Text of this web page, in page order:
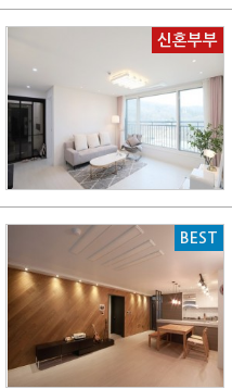
신혼부부
BEST